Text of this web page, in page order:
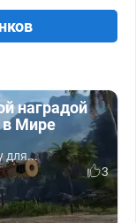
наградой
в Мире
для...
3